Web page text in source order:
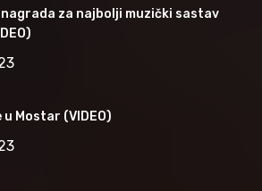
za najbolji muzički sastav
Mostar (VIDEO)